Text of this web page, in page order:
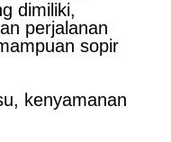
dimiliki,
perjalanan
sopir
kenyamanan